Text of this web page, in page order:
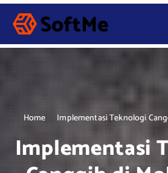
S
p
Home Implementasi Teknologi
Implementasi